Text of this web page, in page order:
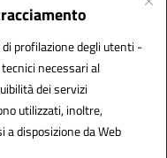
profilazione degli utenti -
necessari al
dei servizi
utilizzati, inoltre,
disposizione da Web
ROTH
SSIS019006